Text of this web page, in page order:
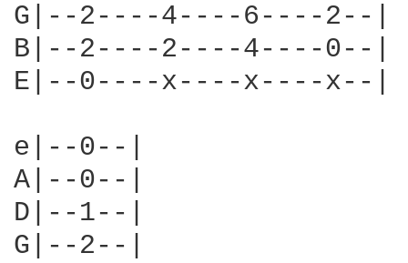
G|--2----4----6----2--|
B|--2----2----4----0--|
E|--0----x----x----x--|
e|--0--|
A|--0--|
D|--1--|
G|--2--|